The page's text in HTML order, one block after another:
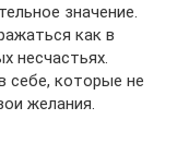
значение.
как в
несчастьях.
себе, которые не
желания.